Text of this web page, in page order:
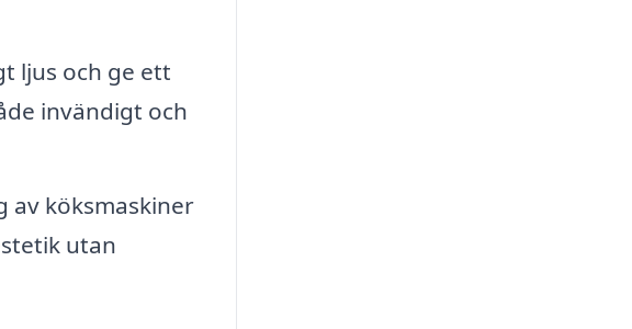
ljus och ge ett
invändigt och
av köksmaskiner
utan